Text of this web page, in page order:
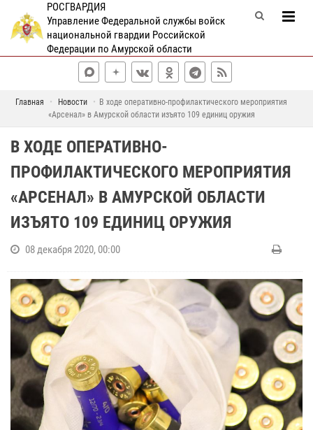
РОСГВАРДИЯ
Управление Федеральной службы войск
национальной гвардии Российской
Федерации по Амурской области
Главная Новости
В ходе оперативно-профилактического мероприятия
«Арсенал» в Амурской области изъято 109 единиц оружия
В ХОДЕ ОПЕРАТИВНО-
ПРОФИЛАКТИЧЕСКОГО МЕРОПРИЯТИЯ
«АРСЕНАЛ» В АМУРСКОЙ ОБЛАСТИ
ИЗЪЯТО 109 ЕДИНИЦ ОРУЖИЯ
08 декабря 2020, 00:00